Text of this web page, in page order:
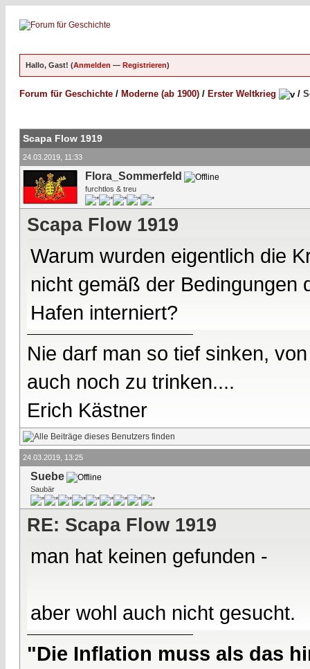
Hallo, Gast! (Anmelden — Registrieren)
Forum für Geschichte / Moderne (ab 1900) / Erster Weltkrieg /
Scapa Flow 1919
24.03.2019, 11:33
Flora_Sommerfeld
furchtlos & treu
Scapa Flow 1919
Warum wurden eigentlich die
nicht gemäß der Bedingungen
Hafen interniert?
Nie darf man so tief sinken,
auch noch zu trinken....
Erich Kästner
24.03.2019, 13:25
Suebe
Saubär
RE: Scapa Flow 1919
man hat keinen gefunden -
aber wohl auch nicht gesucht.
"Die Inflation muss als das